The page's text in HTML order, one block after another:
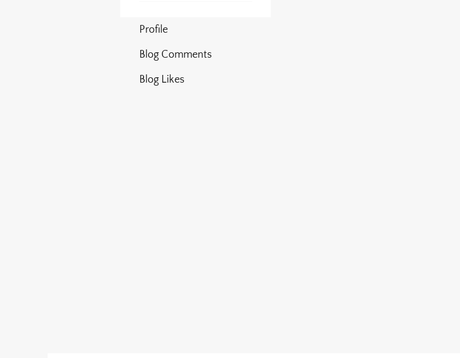
Profile
Blog Comments
Blog Likes